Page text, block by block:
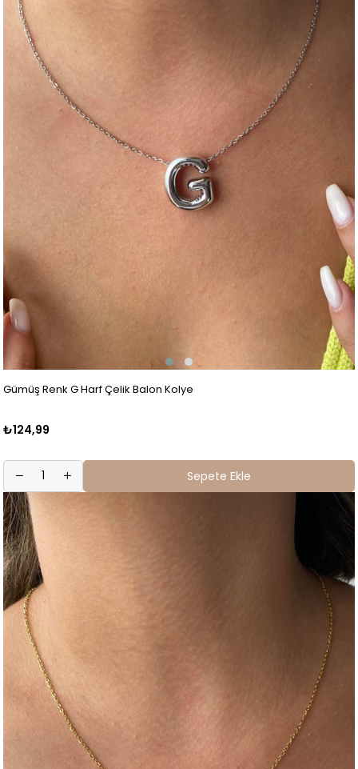
Gümüş Renk G Harf Çelik Balon Kolye
₺124,99
Sepete Ekle